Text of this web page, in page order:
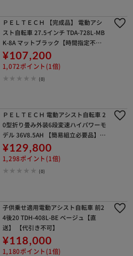
ＰＥＬＴＥＣＨ 【完成品】 電動アシ
スト自転車 27.5インチ TDA-728L-MB
K-8A マットブラック【時間指定不
可】【代引き不可】
¥107,200
1,072ポイント(1倍)
(0)
ＰＥＬＴＥＣＨ 電動アシスト自転車 2
0型折り畳み外装6段変速ハイパワーモ
デル 36V8.5AH 【簡易組立必要品】販
売証明書付き TDN-246L-MBK ブラッ
ク【代引き不可】
¥129,800
1,298ポイント(1倍)
(0)
子供乗せ適用電動アシスト自転車 前2
4後20 TDH-408L-BE ベージュ【直
送】 【代引き不可】
¥118,000
1,180ポイント(1倍)